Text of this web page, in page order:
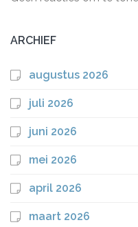
ARCHIEF
augustus 2026
juli 2026
juni 2026
mei 2026
april 2026
maart 2026